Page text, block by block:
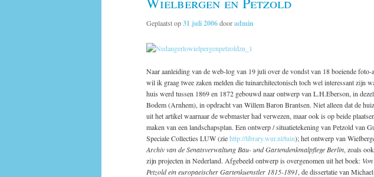
Geplaatst op31 juli 2006dooradmin
Naar aanleiding van de web-log van 19 juli over de vondst van 18 boeiende foto-
wil ik graag twee zaken melden die tuinarchitectonisch toch wel interessant zijn
huis werd tussen 1869 en 1872 gebouwd naar ontwerp van L.H.Eberson, in
Bodem (Arnhem), in opdracht van Willem Baron Brantsen. Niet alleen dat de
uit het artikel waarnaar de webmaster had verwezen, maar ook is op beide
maken van een landschapsplan. Een ontwerp / situatietekening van Petzold van
Speciale Collecties LUW (ziehttp://library.wur.nl/tuin); het ontwerp van
Archiv van de Senatsverwaltung Bau- und Gartendenkmalpflege Berlin, zoals
zijn projecten in Nederland. Afgebeeld ontwerp is overgenomen uit het boek:
Petzold ein europaeischer Gartenkuenstler 1815-1891, de dissertatie van